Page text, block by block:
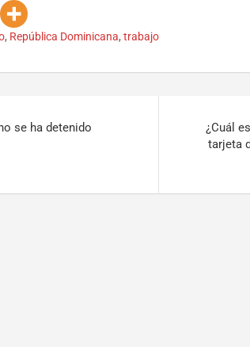
, República Dominicana, trabajo
se ha detenido
¿Cuál
tarjeta